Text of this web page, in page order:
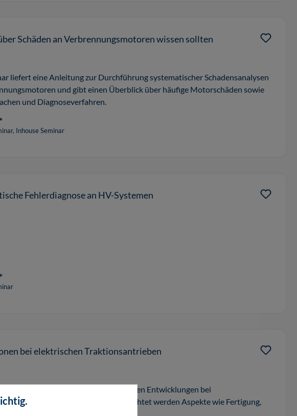
Schäden an Verbrennungsmotoren wissen sollten
liefert eine Anleitung zur Durchführung systematischer Schadensanalysen
und gibt einen Überblick über häufige Motorschäden sowie
und Diagnoseverfahren.
Inhouse Seminar
Fehlerdiagnose an HV-Systemen
bei elektrischen Traktionsantrieben
gibt einen Überblick über die neuesten Entwicklungen bei
und Wechselrichtern. Betrachtet werden Aspekte wie Fertigung,